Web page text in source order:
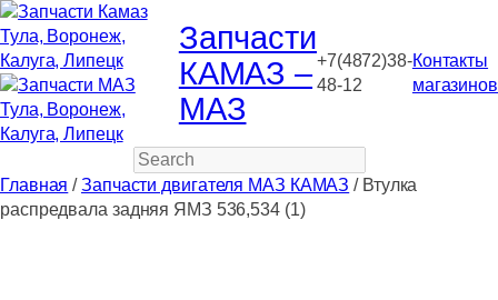
Запчасти
КАМАЗ –
МАЗ
+7(4872)38-
48-12
Контакты
магазинов
Search
Главная /Запчасти двигателя МАЗ КАМАЗ / Втулка
распредвала задняя ЯМЗ 536,534 (1)